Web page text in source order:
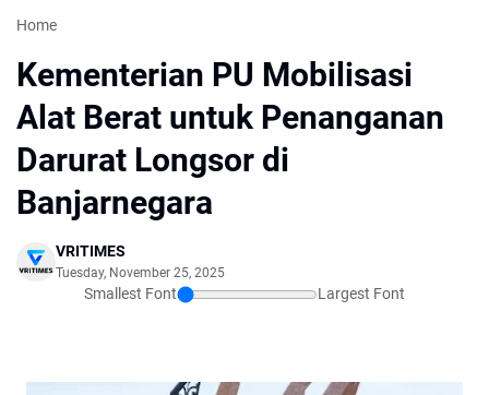
Home
Kementerian PU Mobilisasi
Alat Berat untuk Penanganan
Darurat Longsor di
Banjarnegara
VRITIMES
Tuesday, November 25, 2025
Smallest Font Largest Font